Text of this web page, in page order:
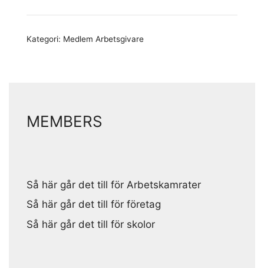
Kategori: Medlem Arbetsgivare
MEMBERS
Så här går det till för Arbetskamrater
Så här går det till för företag
Så här går det till för skolor